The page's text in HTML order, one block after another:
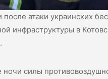
после атаки украинских
инфраструктуры в
ночи силы